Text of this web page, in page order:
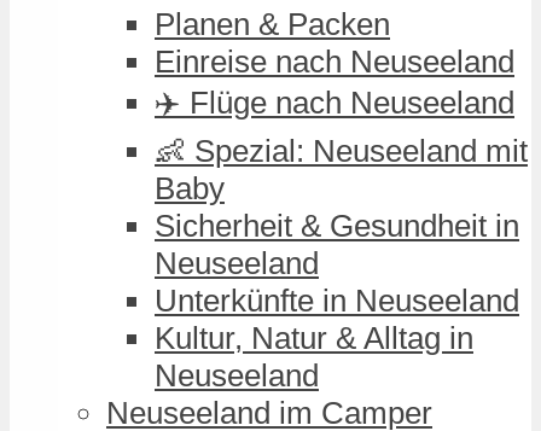
Planen & Packen
Einreise nach Neuseeland
✈️ Flüge nach Neuseeland
👶 Spezial: Neuseeland mit
Baby
Sicherheit & Gesundheit in
Neuseeland
Unterkünfte in Neuseeland
Kultur, Natur & Alltag in
Neuseeland
Neuseeland im Camper